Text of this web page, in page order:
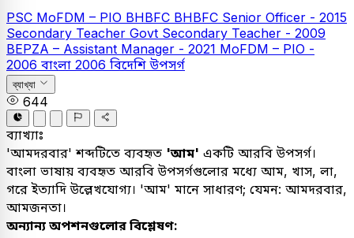
PSC MoFDM – PIO BHBFC BHBFC Senior Officer - 2015
Secondary Teacher Govt Secondary Teacher - 2009
BEPZA – Assistant Manager - 2021 MoFDM – PIO -
2006 বাংলা 2006 বিদেশি উপসর্গ
ব্যাখ্যা
644
ব্যাখ্যাঃ
'আমদরবার' শব্দটিতে ব্যবহৃত 'আম' একটি আরবি উপসর্গ।
বাংলা ভাষায় ব্যবহৃত আরবি উপসর্গগুলোর মধ্যে আম, খাস, লা,
গরে ইত্যাদি উল্লেখযোগ্য। 'আম' মানে সাধারণ; যেমন: আমদরবার,
আমজনতা।
অন্যান্য অপশনগুলোর বিশ্লেষণ: